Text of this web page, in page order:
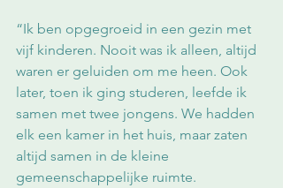
“Ik ben opgegroeid in een gezin met
vijf kinderen. Nooit was ik alleen, altijd
waren er geluiden om me heen. Ook
later, toen ik ging studeren, leefde ik
samen met twee jongens. We hadden
elk een kamer in het huis, maar zaten
altijd samen in de kleine
gemeenschappelijke ruimte.